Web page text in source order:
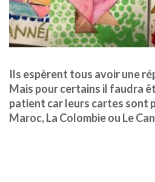
Ils espèrent tous avoir une
Mais pour certains il faudra
patient car leurs cartes sont
Maroc, La Colombie ou Le